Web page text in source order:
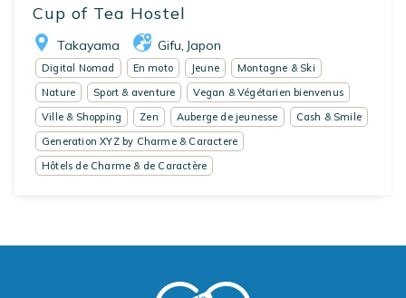
Cup of Tea Hostel
Takayama Gifu Japon
Digital Nomad En moto Jeune
Montagne & Ski
Nature
Sport & aventure
Vegan & Végétarien bienvenus
Ville & Shopping
Zen Auberge de jeunesse
Cash & Smile
Generation XYZ by Charme & Caractere
Hôtels de Charme & de Caractère